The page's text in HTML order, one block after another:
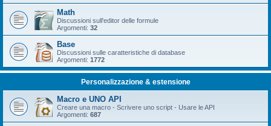
Math
Discussioni sull'editor delle formule
Argomenti: 32
Base
Discussioni sulle caratteristiche di database
Argomenti: 1772
Personalizzazione & estensione
Macro e UNO API
Creare una macro - Scrivere uno script - Usare le API
Argomenti: 687